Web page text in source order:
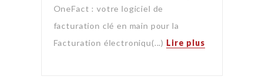
OneFact : votre logiciel de
facturation clé en main pour la
Facturation électroniqu(...) Lire plus